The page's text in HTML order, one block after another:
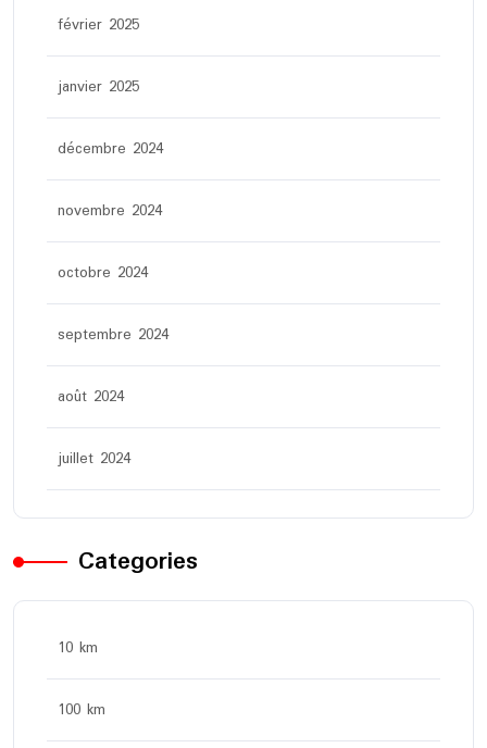
février 2025
janvier 2025
décembre 2024
novembre 2024
octobre 2024
septembre 2024
août 2024
juillet 2024
Categories
10 km
100 km